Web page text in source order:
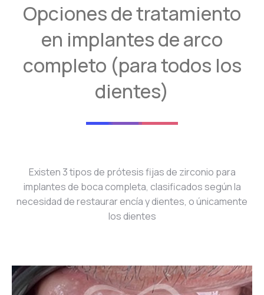
Opciones de tratamiento
en implantes de arco
completo (para todos los
dientes)
Existen 3 tipos de prótesis fijas de zirconio para
implantes de boca completa, clasificados según la
necesidad de restaurar encía y dientes, o únicamente
los dientes